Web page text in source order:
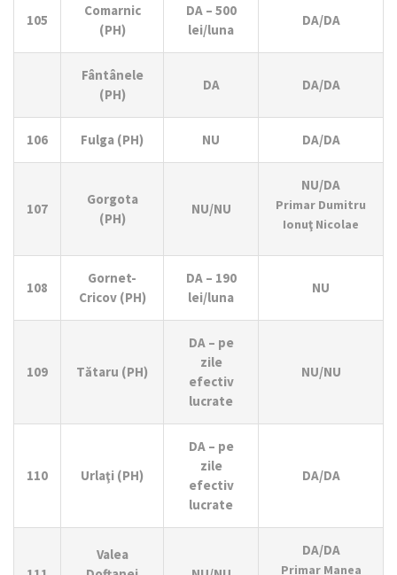
105
Comarnic
(PH)
DA – 500
lei/luna
DA/DA
Fântânele
(PH)
DA DA/DA
106 Fulga (PH) NU DA/DA
107
Gorgota
(PH)
NU/NU
NU/DA
Primar Dumitru
Ionuţ Nicolae
108
Gornet-
Cricov (PH)
DA – 190
lei/luna
NU
109 Tătaru (PH)
DA – pe
zile
efectiv
lucrate
NU/NU
110 Urlaţi (PH)
DA – pe
zile
efectiv
lucrate
DA/DA
Valea
DA/DA
Primar Manea